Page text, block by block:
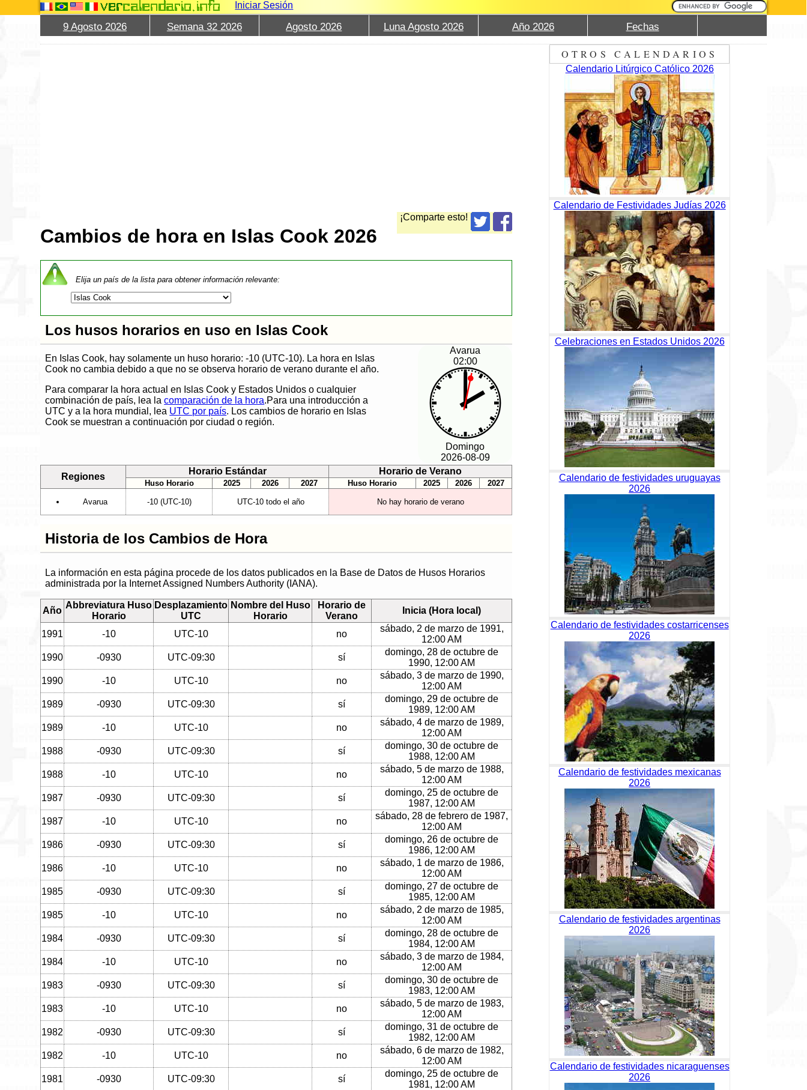
Iniciar Sesión
9 Agosto 2026 Semana 32 2026 Agosto 2026 Luna Agosto 2026 Año 2026 Fechas
¡Comparte esto!
Cambios de hora en Islas Cook 2026
Elija un país de la lista para obtener información relevante:
Los husos horarios en uso en Islas Cook
Avarua
02:00
Domingo
2026-08-09
En Islas Cook, hay solamente un huso horario: -10 (UTC-10). La hora en Islas
Cook no cambia debido a que no se observa horario de verano durante el año.
Para comparar la hora actual en Islas Cook y Estados Unidos o cualquier
combinación de país, lea lacomparación de la hora.Para una introducción a
UTC y a la hora mundial, lea UTC por país. Los cambios de horario en Islas
Cook se muestran a continuación por ciudad o región.
Regiones
Horario Estándar Horario de Verano
Huso Horario 2025 2026 2027 Huso Horario 2025 2026 2027
Avarua -10 (UTC-10) UTC-10 todo el año No hay horario de verano
Historia de los Cambios de Hora
La información en esta página procede de los datos publicados en la Base de Datos de Husos Horarios
administrada por la Internet Assigned Numbers Authority (IANA).
Año
Abbreviatura Huso
Horario
Desplazamiento
UTC
Nombre del Huso
Horario
Horario de
Verano
Inicia (Hora local)
1991 -10 UTC-10 no
sábado, 2 de marzo de 1991,
12:00 AM
1990
-0930 UTC-09:30 sí
domingo, 28 de octubre de
1990, 12:00 AM
1990
-10 UTC-10 no
sábado, 3 de marzo de 1990,
12:00 AM
1989
-0930 UTC-09:30 sí
domingo, 29 de octubre de
1989, 12:00 AM
1989
-10 UTC-10 no
sábado, 4 de marzo de 1989,
12:00 AM
1988
-0930 UTC-09:30 sí
domingo, 30 de octubre de
1988, 12:00 AM
1988
-10 UTC-10 no
sábado, 5 de marzo de 1988,
12:00 AM
1987
-0930 UTC-09:30 sí
domingo, 25 de octubre de
1987, 12:00 AM
1987
-10 UTC-10 no
sábado, 28 de febrero de 1987,
12:00 AM
1986
-0930 UTC-09:30 sí
domingo, 26 de octubre de
1986, 12:00 AM
1986
-10 UTC-10 no
sábado, 1 de marzo de 1986,
12:00 AM
1985
-0930 UTC-09:30 sí
domingo, 27 de octubre de
1985, 12:00 AM
1985
-10 UTC-10 no
sábado, 2 de marzo de 1985,
12:00 AM
1984
-0930 UTC-09:30 sí
domingo, 28 de octubre de
1984, 12:00 AM
1984
-10 UTC-10 no
sábado, 3 de marzo de 1984,
12:00 AM
1983
-0930 UTC-09:30 sí
domingo, 30 de octubre de
1983, 12:00 AM
1983
-10 UTC-10 no
sábado, 5 de marzo de 1983,
12:00 AM
1982
-0930 UTC-09:30 sí
domingo, 31 de octubre de
1982, 12:00 AM
1982
-10 UTC-10 no
sábado, 6 de marzo de 1982,
12:00 AM
1981
-0930 UTC-09:30 sí
domingo, 25 de octubre de
1981, 12:00 AM
OTROS CALENDARIOS
Calendario Litúrgico Católico 2026
Calendario de Festividades Judías 2026
Celebraciones en Estados Unidos 2026
Calendario de festividades uruguayas
2026
Calendario de festividades costarricenses
2026
Calendario de festividades mexicanas
2026
Calendario de festividades argentinas
2026
Calendario de festividades nicaraguenses
2026